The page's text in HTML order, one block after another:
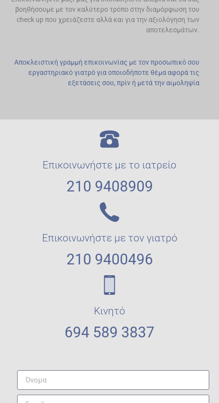
βοηθήσουμε με τον καλύτερο τρόπο στην διαμόρφωση του
check up που χρειάζεστε αλλά και για την αξιολόγηση των
αποτελεσμάτων.
Αποκλειστική γραμμή επικοινωνίας με τον προσωπικό σου
εργαστηριακό γιατρό για οποιοδήποτε θέμα αφορά τις
εξετάσεις σου, πρίν ή μετά την αιμοληψία
Επικοινωνήστε με το ιατρείο
210 9408909
Επικοινωνήστε με τον γιατρό
210 9400496
Κινητό
694 589 3837